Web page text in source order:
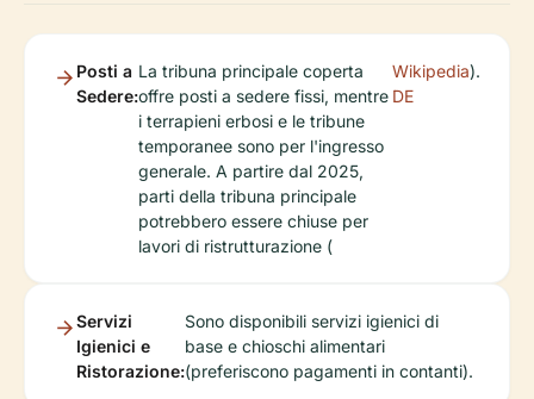
Posti a
Sedere:
La tribuna principale coperta
offre posti a sedere fissi, mentre
i terrapieni erbosi e le tribune
temporanee sono per l'ingresso
generale. A partire dal 2025,
parti della tribuna principale
potrebbero essere chiuse per
lavori di ristrutturazione (
Wikipedia
DE
).
Servizi
Igienici e
Ristorazione:
Sono disponibili servizi igienici di
base e chioschi alimentari
(preferiscono pagamenti in contanti).